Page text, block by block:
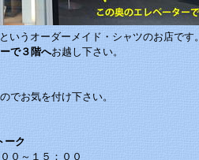
いうオーダーメイド・シャツのお店です。
で３階へお越し下さい。
でお気を付け下さい。
ーク
０～１５：００